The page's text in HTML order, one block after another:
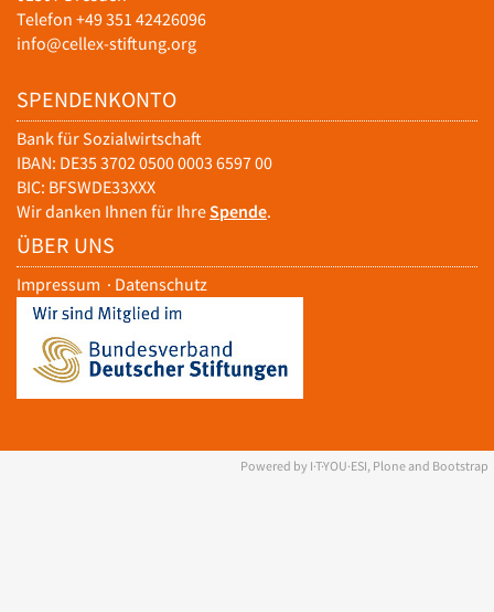
Telefon +49 351 42426096
info@cellex-stiftung.org
SPENDENKONTO
Bank für Sozialwirtschaft
IBAN: DE35 3702 0500 0003 6597 00
BIC: BFSWDE33XXX
Wir danken Ihnen für IhreSpende.
ÜBER UNS
Impressum · Datenschutz
Powered by I·T·YOU·ESI, Plone and Bootstrap